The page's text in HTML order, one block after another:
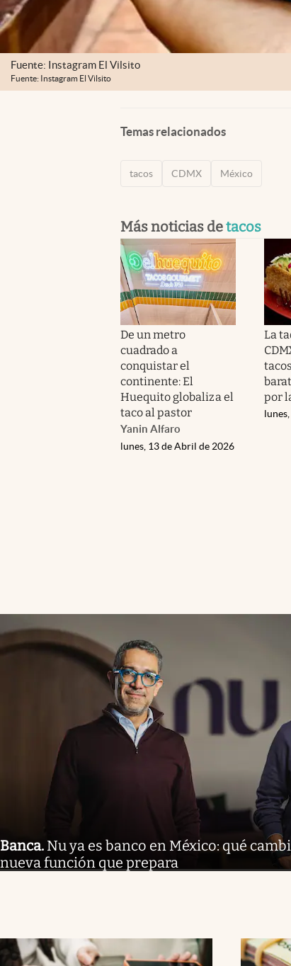
Fuente: Instagram El Vilsito
Fuente: Instagram El Vilsito
Temas relacionados
tacos CDMX México
Más noticias detacos
De un metro
cuadrado a
conquistar el
continente: El
Huequito globaliza el
taco al pastor
Yanin Alfaro
lunes, 13 de Abril de 2026
La
por
Banca. Nu ya es banco en México: qué
nueva función que prepara